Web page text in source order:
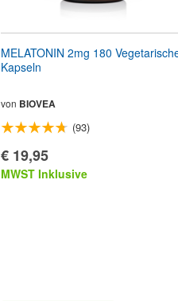
MELATONIN 2mg 180
Kapseln
von BIOVEA
(93)
€ 19,95
MWST Inklusive